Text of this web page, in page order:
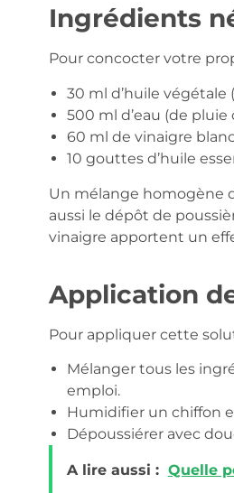
Ingrédients
Pour concocter votre
30 ml d’huile végétale
500 ml d’eau (de pluie
60 ml de vinaigre
10 gouttes d’huile
Un mélange homogène
aussi le dépôt de
vinaigre apportent un
Application
Pour appliquer cette
Mélanger tous les
emploi.
Humidifier un chiffon
Dépoussiérer avec
A lire aussi : Quelle